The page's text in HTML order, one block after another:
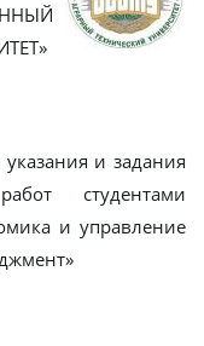
и задания
студентами
и управление